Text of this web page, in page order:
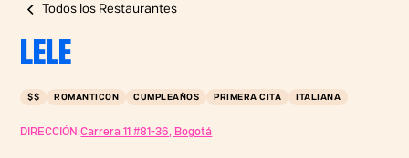
Todos los Restaurantes
LELE
$$ ROMANTICON CUMPLEAÑOS PRIMERA CITA ITALIANA
DIRECCIÓN:Carrera 11 #81-36, Bogotá